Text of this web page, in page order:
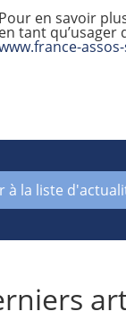
Pour en savoir
en tant qu’usager
à la liste